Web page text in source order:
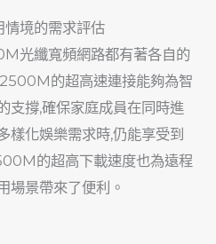
境的需求評估
光纖寬頻網路都有著各自的
的超高速連接能夠為智
支撐,確保家庭成員在同時進
樣化娛樂需求時,仍能享受到
的超高下載速度也為遠程
場景帶來了便利。